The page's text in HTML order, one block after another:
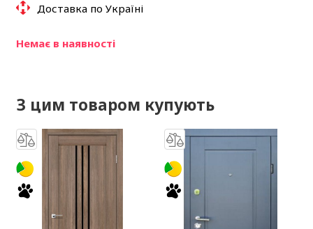
Доставка по Україні
Немає в наявності
З цим товаром купують